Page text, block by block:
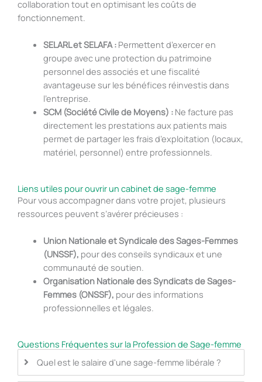
collaboration tout en optimisant les coûts de
fonctionnement.
SELARL et SELAFA :Permettent d’exercer en
groupe avec une protection du patrimoine
personnel des associés et une fiscalité
avantageuse sur les bénéfices réinvestis dans
l’entreprise.
SCM (Société Civile de Moyens) :Ne facture pas
directement les prestations aux patients mais
permet de partager les frais d’exploitation (locaux,
matériel, personnel) entre professionnels.
Liens utiles pour ouvrir un cabinet de sage-femme
Pour vous accompagner dans votre projet, plusieurs
ressources peuvent s’avérer précieuses :
Union Nationale et Syndicale des Sages-Femmes
(UNSSF), pour des conseils syndicaux et une
communauté de soutien.
Organisation Nationale des Syndicats de Sages-
Femmes (ONSSF), pour des informations
professionnelles et légales.
Questions Fréquentes sur la Profession de Sage-femme
Quel est le salaire d'une sage-femme libérale ?